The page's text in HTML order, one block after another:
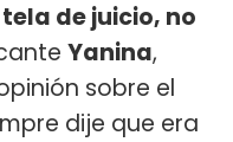
de juicio, no
Yanina,
sobre el
dije que era